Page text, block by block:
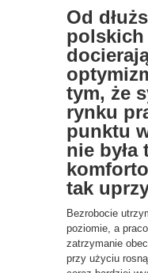
Od
tym, że
rynku
punktu
nie była
tak
Bezrobocie
poziomie, a
zatrzymanie
przy użyciu